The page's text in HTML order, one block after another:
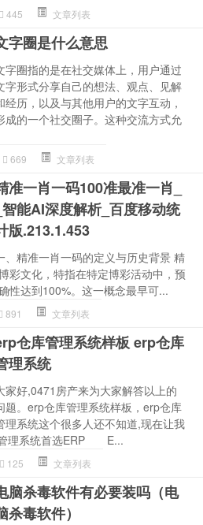
445 文章列表
字圈是什么意思
字圈指的是在社交媒体上，用户通过
字形式分享自己的想法、观点、见解
经历，以及与其他用户的文字互动，
成的一个社交圈子。这种交流方式允
669 文章列表
准一肖一码100准最准一肖_
_智能AI深度解析_百度移动统
版.213.1.453
、精准一肖一码的定义与历史背景 精
彩文化，特指在特定博彩活动中，预
性达到100%。这一概念最早可...
891 文章列表
仓库管理系统样板 erp仓库
理系统
家好,0471房产来为大家解答以上的
题。erp仓库管理系统样板，erp仓库
理系统这个很多人还不知道,现在让我
管理系统首选ERP E...
125 文章列表
脑杀毒软件有必要装吗（电
杀毒软件）